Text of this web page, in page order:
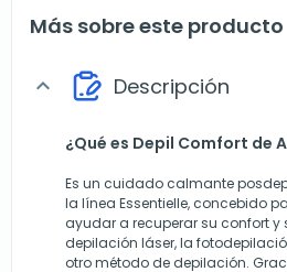
Más sobre este producto
expand_more Descripción
¿Qué es Depil Comfort de
Es un cuidado calmante
la línea Essentielle, concebido
ayudar a recuperar su confort y
depilación láser, la
otro método de depilación.